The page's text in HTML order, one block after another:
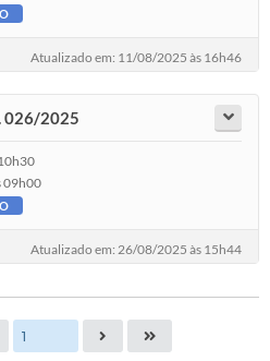
Atualizado em: 11/08/2025 às 16h46
026/2025
09h00
Atualizado em: 26/08/2025 às 15h44